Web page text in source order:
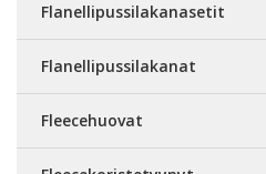
Flanellipussilakanasetit
Flanellipussilakanat
Fleecehuovat